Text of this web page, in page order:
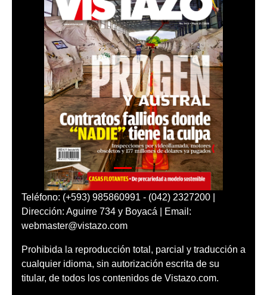
Teléfono: (+593) 985860991 - (042) 2327200 |
Dirección: Aguirre 734 y Boyacá | Email:
webmaster@vistazo.com
Prohibida la reproducción total, parcial y traducción a
cualquier idioma, sin autorización escrita de su
titular, de todos los contenidos de Vistazo.com.